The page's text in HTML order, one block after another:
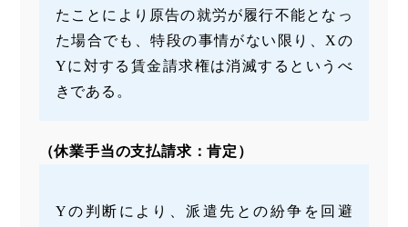
たことにより原告の就労が履行不能となっ
た場合でも、特段の事情がない限り、Xの
Yに対する賃金請求権は消滅するというべ
きである。
（休業手当の支払請求：肯定）
Yの判断により、派遣先との紛争を回避